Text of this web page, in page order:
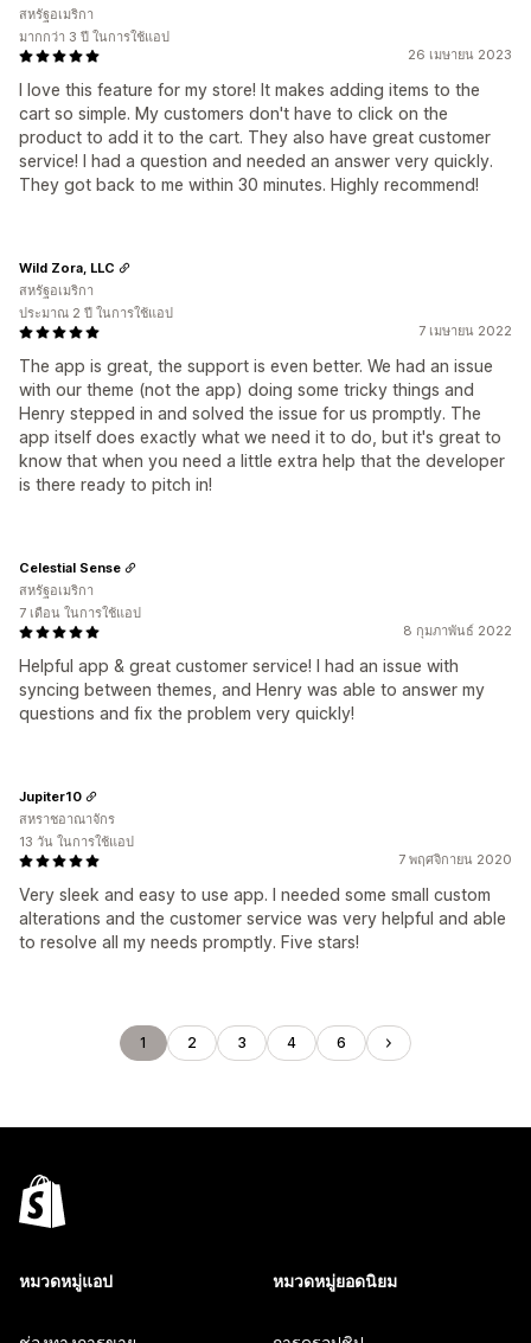
26 เมษายน 2023
I love this feature for my store! It makes adding items to the
cart so simple. My customers don't have to click on the
product to add it to the cart. They also have great customer
service! I had a question and needed an answer very quickly.
They got back to me within 30 minutes. Highly recommend!
สหรัฐอเมริกา
มากกว่า 3 ปี ในการใช้แอป
7 เมษายน 2022
The app is great, the support is even better. We had an issue
with our theme (not the app) doing some tricky things and
Henry stepped in and solved the issue for us promptly. The
app itself does exactly what we need it to do, but it's great to
know that when you need a little extra help that the developer
is there ready to pitch in!
Wild Zora, LLC
สหรัฐอเมริกา
ประมาณ 2 ปี ในการใช้แอป
8 กุมภาพันธ์ 2022
Helpful app & great customer service! I had an issue with
syncing between themes, and Henry was able to answer my
questions and fix the problem very quickly!
Celestial Sense
สหรัฐอเมริกา
7 เดือน ในการใช้แอป
7 พฤศจิกายน 2020
Very sleek and easy to use app. I needed some small custom
alterations and the customer service was very helpful and able
to resolve all my needs promptly. Five stars!
Jupiter10
สหราชอาณาจักร
13 วัน ในการใช้แอป
1 2 3 4 6
หมวดหมู่แอป หมวดหมู่ยอดนิยม